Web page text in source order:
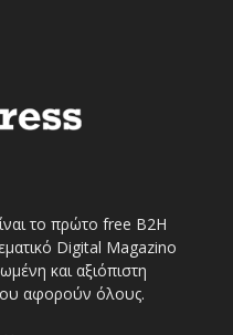
το πρώτο free Β2Η
Digital Magazino
και αξιόπιστη
αφορούν όλους.